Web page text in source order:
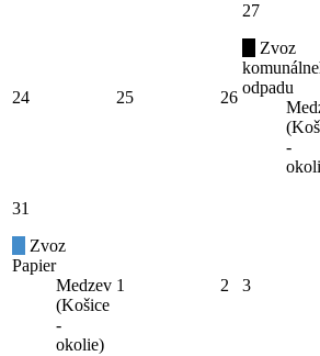
24 25 26
27
Zvoz
odpadu
-
31
Zvoz
Papier
Medzev
(Košice
-
okolie)
1 2 3